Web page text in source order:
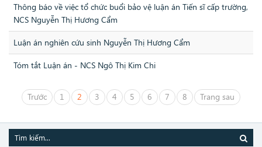
Thông báo về việc tổ chức buổi bảo vệ luận án Tiến sĩ cấp trường,
NCS Nguyễn Thị Hương Cẩm
Luận án nghiên cứu sinh Nguyễn Thị Hương Cẩm
Tóm tắt Luận án - NCS Ngô Thị Kim Chi
Trước 1 2 3 4 5 6 7 8 Trang sau